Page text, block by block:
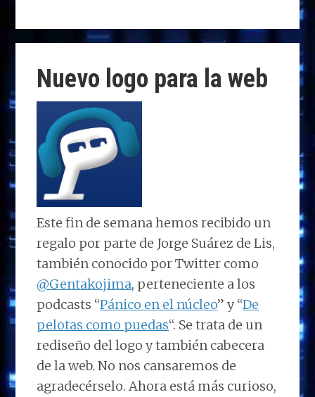
to
d
o
n
ce
b
o
o
k
k
e
dI
n
at
s
A
p
e
g
ra
m
m
p
ar
ti
Nuevo logo para la web
Este fin de semana hemos recibido un
regalo por parte de Jorge Suárez de Lis,
también conocido por Twitter como
@Gentakojima, perteneciente a los
podcasts “Pánico en el núcleo” y “De
pelotas como puedas“. Se trata de un
rediseño del logo y también cabecera
de la web. No nos cansaremos de
agradecérselo. Ahora está más curioso,